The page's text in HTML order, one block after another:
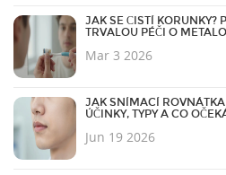
JAK SE ČISTÍ KORUNKY?
TRVALOU PÉČI O
Mar 3 2026
JAK SNÍMACÍ
ÚČINKY, TYPY A CO
Jun 19 2026